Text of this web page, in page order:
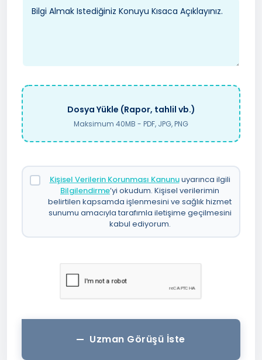
Dosya Yükle (Rapor, tahlil vb.)
Maksimum 40MB - PDF, JPG, PNG
Kişisel Verilerin Korunması Kanunuuyarınca ilgili
Bilgilendirme’yi okudum. Kişisel verilerimin
belirtilen kapsamda işlenmesini ve sağlık hizmet
sunumu amacıyla tarafımla iletişime geçilmesini
kabul ediyorum.
Uzman Görüşü İste